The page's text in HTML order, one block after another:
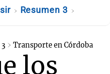
Resumen 3
Transporte en Córdoba
los